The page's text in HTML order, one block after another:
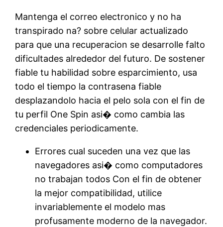
Mantenga el correo electronico y no ha
transpirado na? sobre celular actualizado
para que una recuperacion se desarrolle falto
dificultades alrededor del futuro. De sostener
fiable tu habilidad sobre esparcimiento, usa
todo el tiempo la contrasena fiable
desplazandolo hacia el pelo sola con el fin de
tu perfil One Spin asi� como cambia las
credenciales periodicamente.
Errores cual suceden una vez que las
navegadores asi� como computadores
no trabajan todos Con el fin de obtener
la mejor compatibilidad, utilice
invariablemente el modelo mas
profusamente moderno de la navegador.